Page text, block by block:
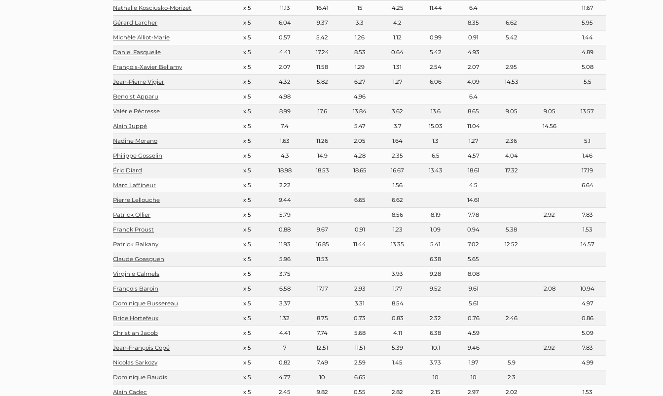
Nathalie Kosciusko-Morizet x 5 11.13 16.41 15 4.25 11.44 6.4 11.67
Gérard Larcher x 5 6.04 9.37 3.3 4.2 8.35 6.62 5.95
Michèle Alliot-Marie x 5 0.57 5.42 1.26 1.12 0.99 0.91 5.42 1.44
Daniel Fasquelle x 5 4.41 17.24 8.53 0.64 5.42 4.93 4.89
François-Xavier Bellamy x 5 2.07 11.58 1.29 1.31 2.54 2.07 2.95 5.08
Jean-Pierre Vigier x 5 4.32 5.82 6.27 1.27 6.06 4.09 14.53 5.5
Benoist Apparu x 5 4.98 4.96 6.4
Valérie Pécresse x 5 8.99 17.6 13.84 3.62 13.6 8.65 9.05 9.05 13.57
Alain Juppé x 5 7.4 5.47 3.7 15.03 11.04 14.56
Nadine Morano x 5 1.63 11.26 2.05 1.64 1.3 1.27 2.36 5.1
Philippe Gosselin x 5 4.3 14.9 4.28 2.35 6.5 4.57 4.04 1.46
Éric Diard x 5 18.98 18.53 18.65 16.67 13.43 18.61 17.32 17.19
Marc Laffineur x 5 2.22 1.56 4.5 6.64
Pierre Lellouche x 5 9.44 6.65 6.62 14.61
Patrick Ollier x 5 5.79 8.56 8.19 7.78 2.92 7.83
Franck Proust x 5 0.88 9.67 0.91 1.23 1.09 0.94 5.38 1.53
Patrick Balkany x 5 11.93 16.85 11.44 13.35 5.41 7.02 12.52 14.57
Claude Goasguen x 5 5.96 11.53 6.38 5.65
Virginie Calmels x 5 3.75 3.93 9.28 8.08
François Baroin x 5 6.58 17.17 2.93 1.77 9.52 9.61 2.08 10.94
Dominique Bussereau x 5 3.37 3.31 8.54 5.61 4.97
Brice Hortefeux x 5 1.32 8.75 0.73 0.83 2.32 0.76 2.46 0.86
Christian Jacob x 5 4.41 7.74 5.68 4.11 6.38 4.59 5.09
Jean-François Copé x 5 7 12.51 11.51 5.39 10.1 9.46 2.92 7.83
Nicolas Sarkozy x 5 0.82 7.49 2.59 1.45 3.73 1.97 5.9 4.99
Dominique Baudis x 5 4.77 10 6.65 10 10 2.3
Alain Cadec x 5 2.45 9.82 0.55 2.82 2.15 2.97 2.02 1.53